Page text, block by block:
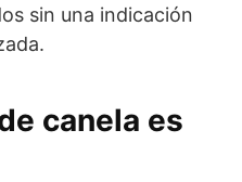
sin una indicación
canela es